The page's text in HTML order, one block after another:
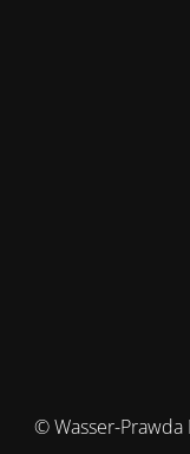
© Wasser-